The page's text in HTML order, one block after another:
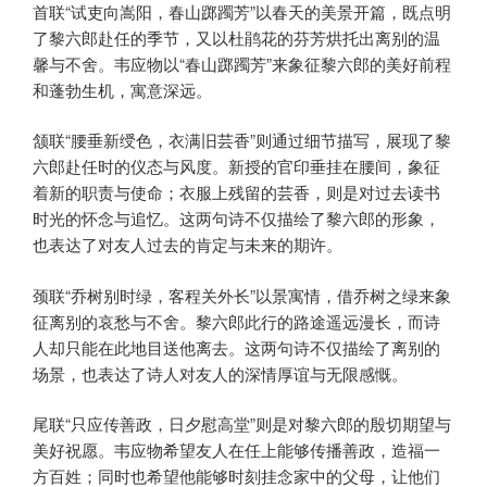
首联“试吏向嵩阳，春山踯躅芳”以春天的美景开篇，既点明
了黎六郎赴任的季节，又以杜鹃花的芬芳烘托出离别的温
馨与不舍。韦应物以“春山踯躅芳”来象征黎六郎的美好前程
和蓬勃生机，寓意深远。
颔联“腰垂新绶色，衣满旧芸香”则通过细节描写，展现了黎
六郎赴任时的仪态与风度。新授的官印垂挂在腰间，象征
着新的职责与使命；衣服上残留的芸香，则是对过去读书
时光的怀念与追忆。这两句诗不仅描绘了黎六郎的形象，
也表达了对友人过去的肯定与未来的期许。
颈联“乔树别时绿，客程关外长”以景寓情，借乔树之绿来象
征离别的哀愁与不舍。黎六郎此行的路途遥远漫长，而诗
人却只能在此地目送他离去。这两句诗不仅描绘了离别的
场景，也表达了诗人对友人的深情厚谊与无限感慨。
尾联“只应传善政，日夕慰高堂”则是对黎六郎的殷切期望与
美好祝愿。韦应物希望友人在任上能够传播善政，造福一
方百姓；同时也希望他能够时刻挂念家中的父母，让他们